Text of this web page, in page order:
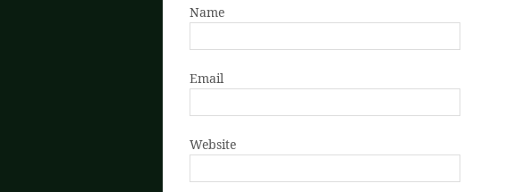
Name
Email
Website